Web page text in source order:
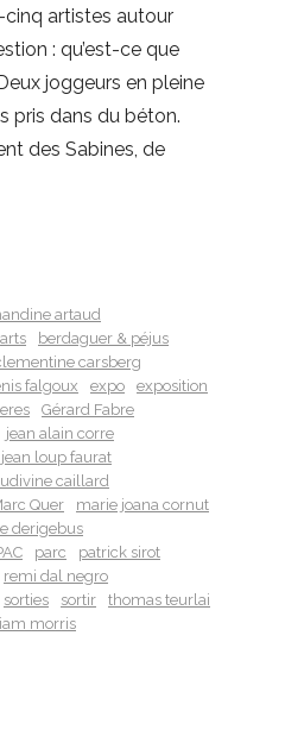
artistes autour
: qu’est-ce que
joggeurs en pleine
pris dans du béton.
des Sabines, de
artaud
arts
berdaguer & péjus
carsberg
falgoux expo
exposition
Gérard Fabre
jean alain corre
jean loup faurat
ludivine caillard
Quer
marie joana cornut
derigebus
parc
patrick sirot
remi dal negro
sorties sortir
thomas teurlai
morris